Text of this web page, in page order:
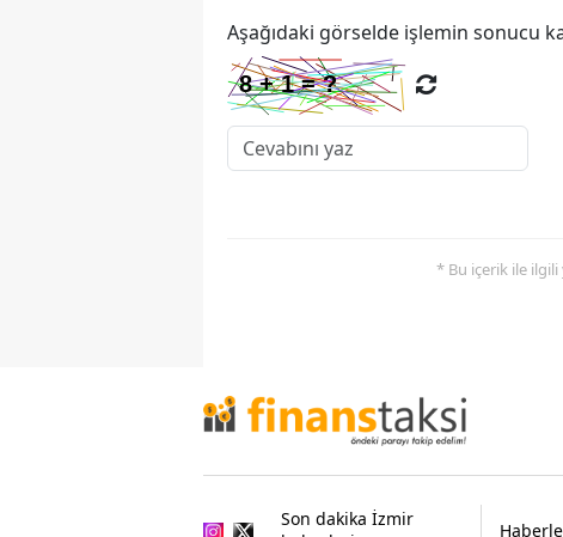
Aşağıdaki görselde işlemin sonucu
* Bu içerik ile ilgili
Son dakika İzmir